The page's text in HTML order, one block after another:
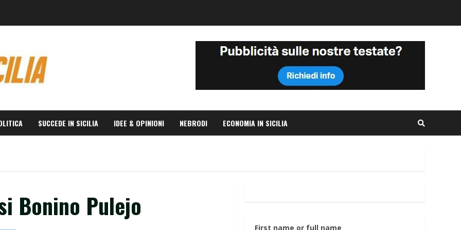
SUCCEDE IN SICILIA IDEE & OPINIONI NEBRODI ECONOMIA IN SICILIA
Bonino Pulejo
First name or full name